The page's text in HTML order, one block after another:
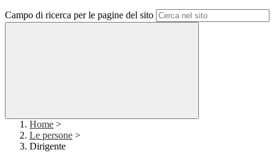
Campo di ricerca per le pagine del sito
Home >
Le persone >
Dirigente